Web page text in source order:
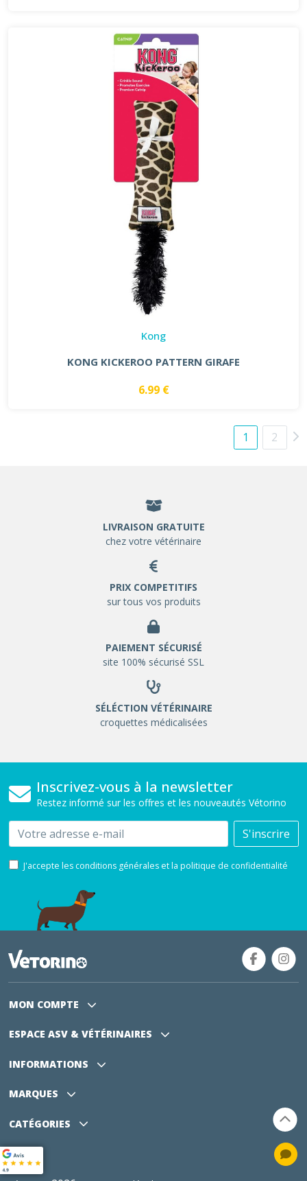
Kong
KONG KICKEROO PATTERN GIRAFE
6.99 €
1 2
LIVRAISON GRATUITE
chez votre vétérinaire
PRIX COMPETITIFS
sur tous vos produits
PAIEMENT SÉCURISÉ
site 100% sécurisé SSL
SÉLÉCTION VÉTÉRINAIRE
croquettes médicalisées
Inscrivez-vous à la newsletter
Restez informé sur les offres et les nouveautés Vétorino
Email S'inscrire
J'accepte les conditions générales et la politique de confidentialité
MON COMPTE
ESPACE ASV & VÉTÉRINAIRES
INFORMATIONS
MARQUES
CATÉGORIES